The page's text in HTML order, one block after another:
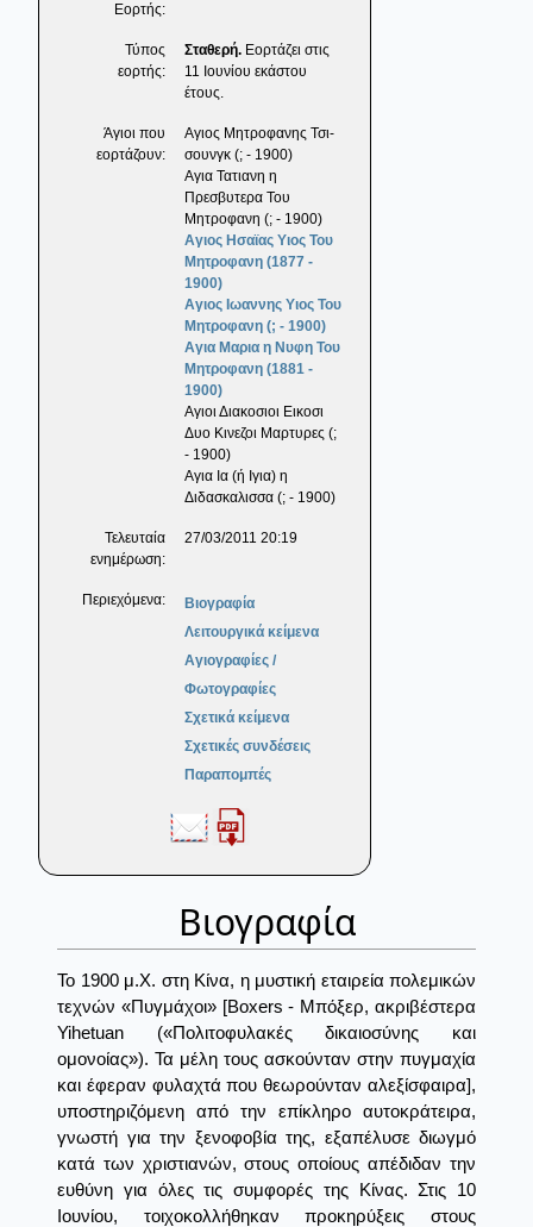
Εορτής:
Τύπος
εορτής:
Σταθερή. Εορτάζει στις
11 Ιουνίου εκάστου
έτους.
Άγιοι που
εορτάζουν:
Αγιος Μητροφανης Τσι-
σουνγκ (; - 1900)
Αγια Τατιανη η
Πρεσβυτερα Του
Μητροφανη (; - 1900)
Αγιος Ησαϊας Υιος Του
Μητροφανη (1877 -
1900)
Αγιος Ιωαννης Υιος Του
Μητροφανη (; - 1900)
Αγια Μαρια η Νυφη Του
Μητροφανη (1881 -
1900)
Αγιοι Διακοσιοι Εικοσι
Δυο Κινεζοι Μαρτυρες (;
- 1900)
Αγια Ια (ή Ιγια) η
Διδασκαλισσα (; - 1900)
Τελευταία
ενημέρωση:
27/03/2011 20:19
Περιεχόμενα:
Βιογραφία
Λειτουργικά κείμενα
Αγιογραφίες /
Φωτογραφίες
Σχετικά κείμενα
Σχετικές συνδέσεις
Παραπομπές
Βιογραφία
Το 1900 μ.Χ. στη Κίνα, η μυστική εταιρεία πολεμικών
τεχνών «Πυγμάχοι» [Boxers - Μπόξερ, ακριβέστερα
Yihetuan («Πολιτοφυλακές δικαιοσύνης και
ομονοίας»). Τα μέλη τους ασκούνταν στην πυγμαχία
και έφεραν φυλαχτά που θεωρούνταν αλεξίσφαιρα],
υποστηριζόμενη από την επίκληρο αυτοκράτειρα,
γνωστή για την ξενοφοβία της, εξαπέλυσε διωγμό
κατά των χριστιανών, στους οποίους απέδιδαν την
ευθύνη για όλες τις συμφορές της Κίνας. Στις 10
Ιουνίου, τοιχοκολλήθηκαν προκηρύξεις στους